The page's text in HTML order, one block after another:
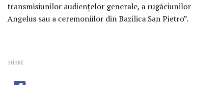
transmisiunilor audienţelor generale, a rugăciunilor
Angelus sau a ceremoniilor din Bazilica San Pietro”.
SHARE